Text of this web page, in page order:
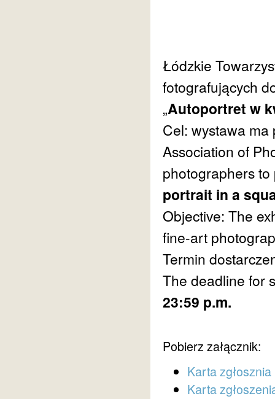
Łódzkie
fotografujących
„Autoportret w
Cel: wystawa ma
Association of
photographers
portrait in a
Objective: The
fine-art
Termin
The deadline for
23:59 p.m.
Pobierz załącznik:
Karta zgłosznia
Karta